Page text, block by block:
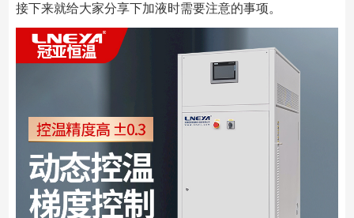
接下来就给大家分享下加液时需要注意的事项。